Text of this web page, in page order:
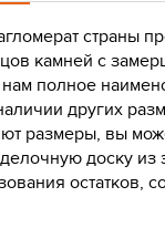
страны
камней с
полное
других
размеры, вы
доску из